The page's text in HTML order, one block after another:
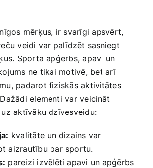
‌mērķus, ir svarīgi apsvērt,
veidi var palīdzēt sasniegt
Sporta apģērbs, apavi un
⁤ne tikai motivē, bet arī
padarot fiziskās aktivitātes
elementi ​var veicināt
aktīvāku dzīvesveidu:
kvalitāte un dizains var
aizrautību par sportu.
pareizi izvēlēti apavi un apģērbs